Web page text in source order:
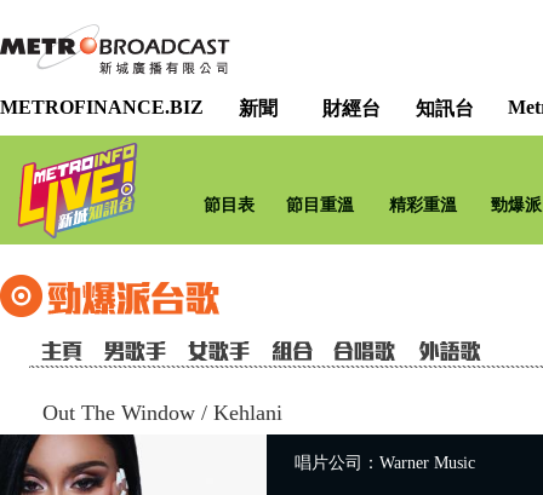
METROFINANCE.BIZ 新聞 財經台 知訊台
節目表 節目重溫 精彩重溫 勁爆
Out The Window / Kehlani
唱片公司：Warner Music